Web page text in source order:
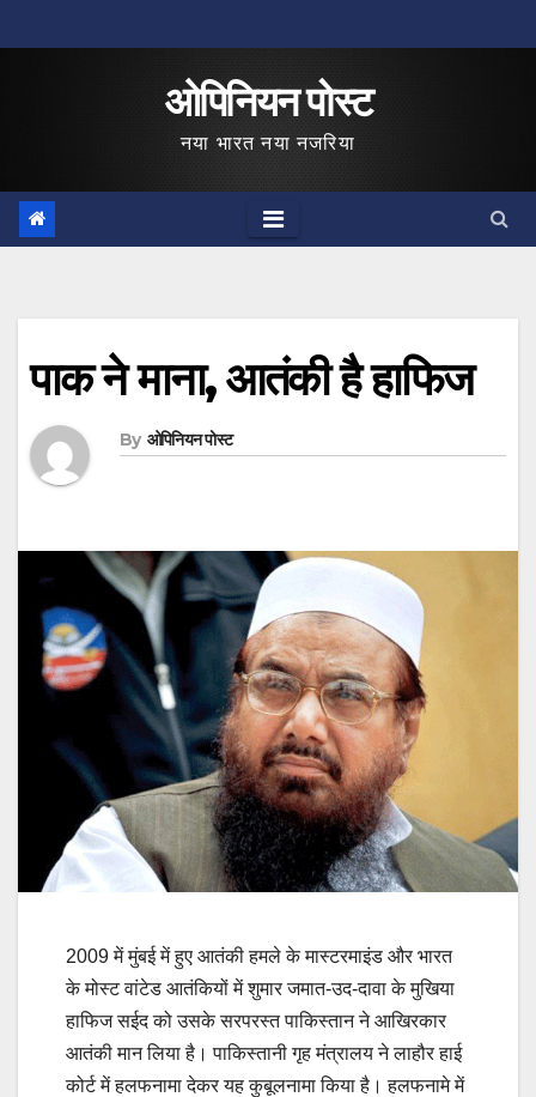
to
ओपिनियन पोस्ट
नया भारत नया नजरिया
पाक ने माना, आतंकी है हाफिज
By ओपिनियन पोस्ट
2009 में मुंबई में हुए आतंकी हमले के मास्टरमाइंड और भारत
के मोस्ट वांटेड आतंकियों में शुमार जमात-उद-दावा के मुखिया
हाफिज सईद को उसके सरपरस्त पाकिस्तान ने आखिरकार
आतंकी मान लिया है। पाकिस्तानी गृह मंत्रालय ने लाहौर हाई
कोर्ट में हलफनामा देकर यह कुबूलनामा किया है। हलफनामे में